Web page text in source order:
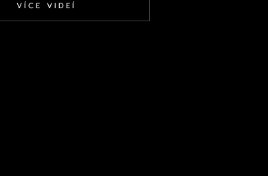
VÍCE VIDEÍ